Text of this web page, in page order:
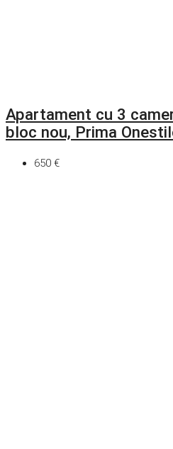
Apartament cu 3
bloc nou, Prima
650 €